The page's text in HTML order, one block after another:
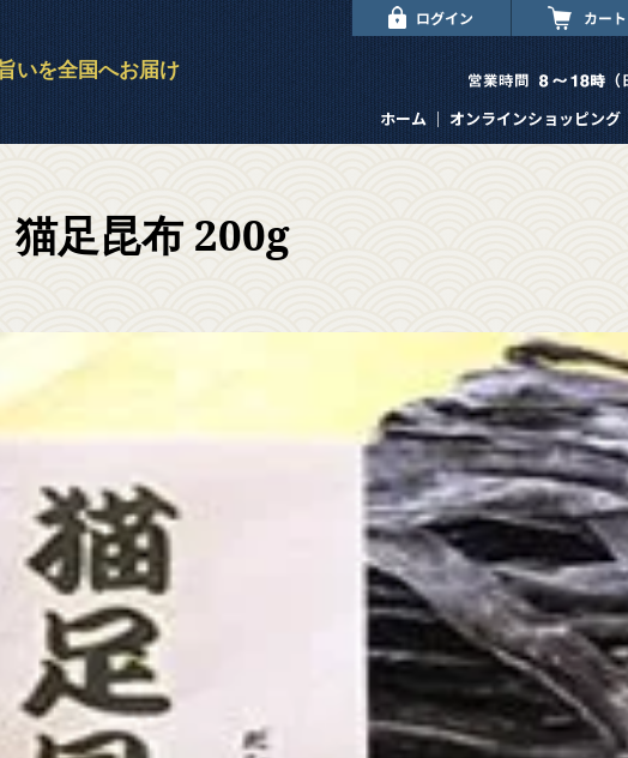
いを全国へお届け
ホーム ｜ オンラインショッピング
猫足昆布 200g